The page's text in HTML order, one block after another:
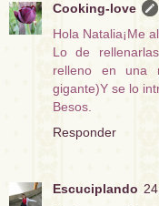
Cooking-love
Hola Natalia¡Me
Lo de
relleno en una
gigante)Y se lo
Besos.
Responder
Escuciplando